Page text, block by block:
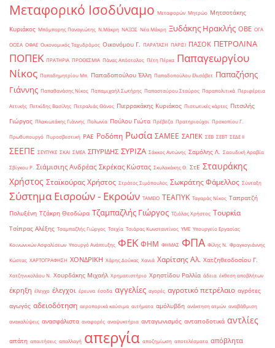
Μεταφορικό Ισοδύναμο Μεταφορών Μητρώο Μητσοτάκης
Κυριάκος Μπόμπορης Παναγιώτης Ν.Μάκρη ΝΑΞΟΣ Νέα Μάκρη Ξυδάκης Ηρακλής ΟΒΕ ΟΓΑ
ΟΟΣΑ ΟΦΑΕ Οικονομικός Ταχυδρόμος Οικονόμου Γ. ΠΑΡΑΤΑΣΗ ΠΑΡΙΣΙ ΠΑΣΟΚ ΠΕΤΡΟΛΙΝΑ
ΠΟΠΕΚ ΠΡΑΤΗΡΙΑ ΠΡΟΘΕΣΜΙΑ Πάνας Απόστολος Πέτη Πέρκα Παπαγεωργίου
Νίκος Παπαδημητρίου Μπ. Παπαδοπούλου Έλλη Παπαδοπούλου Ελισάβετ Παπαζήσης
Γιάννης Παπαθανάσης Νίκος Παπαμιχαήλ Σωτήρης Παπασταύρου Σταύρος Παραπολιτικά Περιφέρεια
Αττικής Πετκίδης Βασίλης Πετραλιάς Θάνος Πιερρακάκης Κυριάκος Πιστωτικές κάρτες Πιτσιλής
Γιώργος Πλακιωτάκης Γιάννης Πολωνία Πούλου Γιώτα Πρέβεζα Πρατηριούχοι Προκοπίου Γ.
Πρωθυπουργό Πυροσβεστική ΡΑΕ Ροδόπη Ρωσία ΣΑΜΕΕ ΣΑΠΕΚ ΣΕΒ ΣΕΒΤ ΣΕΔΕ ΙΙ
ΣΕΕΠΕ ΣΕΥΠΥΚΕ ΣΚΑΙ ΣΜΕΑ ΣΠΥΡΙΔΗΣ ΣΥΡΙΖΑ Σάκκος Αντώνης Σαμόλης Λ. Σαουδική Αραβία
Σβίγκου Ρ. Σιάμισιης Ανδρέας Σκρέκας Κώστας Σκυλακάκης Θ. ΣτΕ Σταυράκης
Χρήστος Σταϊκούρας Χρήστος Στράτος Σιμόπουλος Σωκράτης Φάμελλος Σύνταξη
Σύστημα Εισροών - Εκροών ΤΑΜΕΙΟ ΤΕΑΠΥΚ Ταγαράς Νίκος Ταπρατζή
Πολυξένη Τζάκρη Θεοδώρα Τζαμπαζλής Γιώργος Τζιόλας Χρήστος Τουρκία
Τσίπρας Αλέξης Τσαμπαζλής Γιώργος Τσεχία Τσιάρας Κωνσταντίνος ΥΜΕ Υπουργείο Εργασίας
Κοινωνικών Ασφαλίσεων Υπουργό Ανάπτυξης ΦΕΚ ΦΗΜ ΦΗΜΑΣ ΦΠΑ Φίλης Ν. Φραγκογιάννης
Κώστας ΧΑΡΤΟΓΡΑΦΗΣΗ ΧΟΝΔΡΙΚΗ Χάρης Δούκας Χανιά Χαρίτσης Αλ. Χατζηθεοδοσίου Γ.
Χατζηνικολάου Ν. Χουρδάκης Μιχαήλ Χρηματιστήριο Χρηστίδου Ραλλία άδεια έκθεση αποβλήτων
έκρηξη έλεγχο έλεγχοι έρευνα έσοδα αγγελίες αγορές αγροτικό πετρέλαιο αγρότες
αγωγός αδειοδότηση αεροπορικά καύσιμα αιτήματα αμόλυβδη ανάκτηση ατμών αναβάθμιση
ανακαλύψεις ανασφάλιστα αναφορές αναψυκτήρια ανταγωνισμός ανταποδοτικά αντλίες
απάτη απαιτήσεις απαλλαγή απεργία αποζημίωση αποτελέσματα απόβλητα